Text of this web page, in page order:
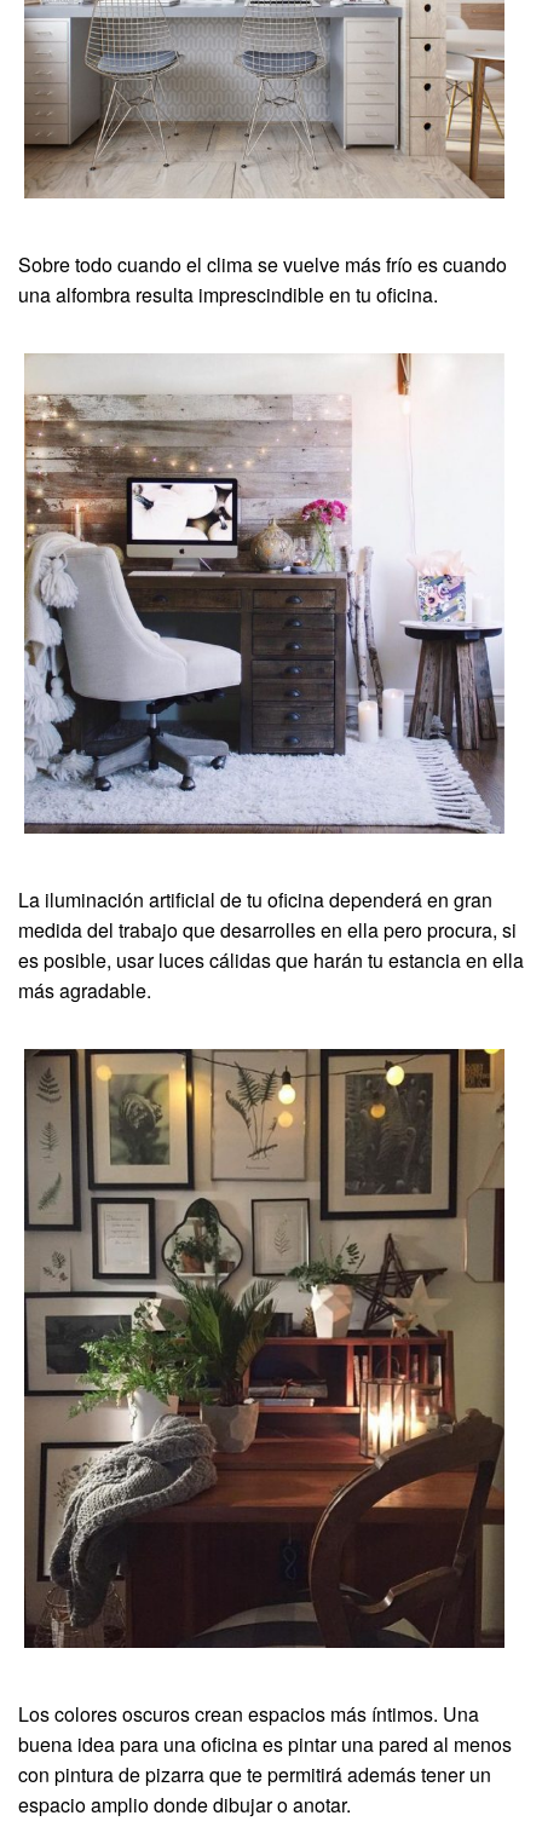
Sobre todo cuando el clima se vuelve más frío es cuando
una alfombra resulta imprescindible en tu oficina.
La iluminación artificial de tu oficina dependerá en gran
medida del trabajo que desarrolles en ella pero procura, si
es posible, usar luces cálidas que harán tu estancia en ella
más agradable.
Los colores oscuros crean espacios más íntimos. Una
buena idea para una oficina es pintar una pared al menos
con pintura de pizarra que te permitirá además tener un
espacio amplio donde dibujar o anotar.